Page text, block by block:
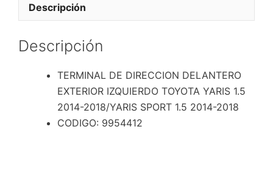
YARIS
SPORT
1.5
2014-
2018
Descripción
Descripción
TERMINAL DE DIRECCION DELANTERO
EXTERIOR IZQUIERDO TOYOTA YARIS 1.5
2014-2018/YARIS SPORT 1.5 2014-2018
CODIGO: 9954412